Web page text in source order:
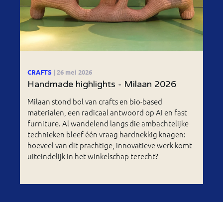
CRAFTS | 26 mei 2026
Handmade highlights - Milaan 2026
Milaan stond bol van crafts en bio-based
materialen, een radicaal antwoord op AI en fast
furniture. Al wandelend langs die ambachtelijke
technieken bleef één vraag hardnekkig knagen:
hoeveel van dit prachtige, innovatieve werk komt
uiteindelijk in het winkelschap terecht?